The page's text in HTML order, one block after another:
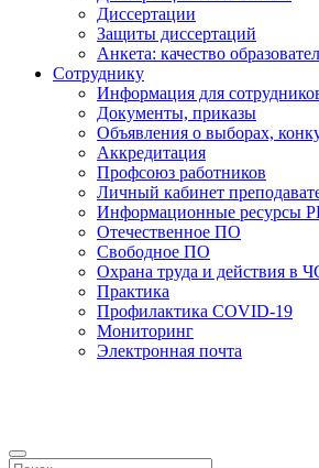
Диссертации
Защиты диссертаций
Анкета: качество
Сотруднику
Информация для
Документы, приказы
Объявления о выборах,
Аккредитация
Профсоюз работников
Личный кабинет
Информационные ресурсы
Отечественное ПО
Свободное ПО
Охрана труда и действия в
Практика
Профилактика COVID-19
Мониторинг
Электронная почта